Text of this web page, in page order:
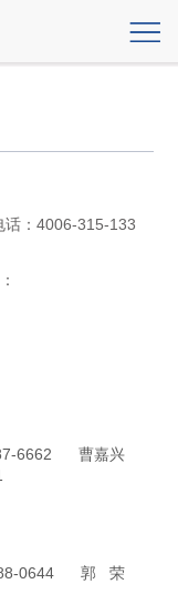
话：4006-315-133
6662 曹嘉兴
0644 郭 荣